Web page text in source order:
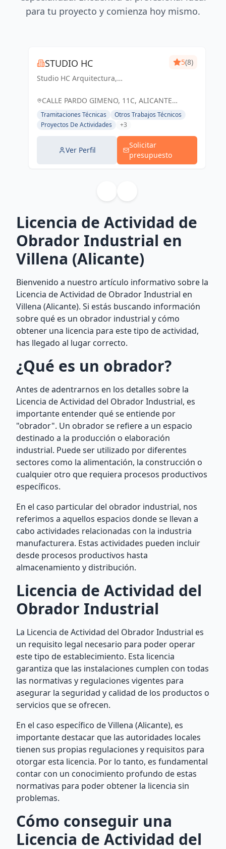
para tu proyecto y comienza hoy mismo.
STUDIO HC
Studio HC Arquitectura,
5(8)
CALLE PARDO GIMENO, 11C, ALICANTE
(ALACANT), ESPAÑA, España
Tramitaciones Técnicas
Otros Trabajos Técnicos
Proyectos De Actividades
+3
Ver Perfil
Solicitar
presupuesto
Licencia de Actividad de
Obrador Industrial en
Villena (Alicante)
Bienvenido a nuestro artículo informativo sobre la
Licencia de Actividad de Obrador Industrial en
Villena (Alicante). Si estás buscando información
sobre qué es un obrador industrial y cómo
obtener una licencia para este tipo de actividad,
has llegado al lugar correcto.
¿Qué es un obrador?
Antes de adentrarnos en los detalles sobre la
Licencia de Actividad del Obrador Industrial, es
importante entender qué se entiende por
"obrador". Un obrador se refiere a un espacio
destinado a la producción o elaboración
industrial. Puede ser utilizado por diferentes
sectores como la alimentación, la construcción o
cualquier otro que requiera procesos productivos
específicos.
En el caso particular del obrador industrial, nos
referimos a aquellos espacios donde se llevan a
cabo actividades relacionadas con la industria
manufacturera. Estas actividades pueden incluir
desde procesos productivos hasta
almacenamiento y distribución.
Licencia de Actividad del
Obrador Industrial
La Licencia de Actividad del Obrador Industrial es
un requisito legal necesario para poder operar
este tipo de establecimiento. Esta licencia
garantiza que las instalaciones cumplen con todas
las normativas y regulaciones vigentes para
asegurar la seguridad y calidad de los productos o
servicios que se ofrecen.
En el caso específico de Villena (Alicante), es
importante destacar que las autoridades locales
tienen sus propias regulaciones y requisitos para
otorgar esta licencia. Por lo tanto, es fundamental
contar con un conocimiento profundo de estas
normativas para poder obtener la licencia sin
problemas.
Cómo conseguir una
Licencia de Actividad del